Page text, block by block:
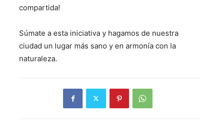
compartida!
Súmate a esta iniciativa y hagamos de nuestra
ciudad un lugar más sano y en armonía con la
naturaleza.